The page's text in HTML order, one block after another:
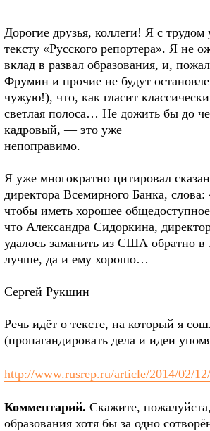
Дорогие друзья, коллеги! Я с
тексту «Русского репортера». Я не
вклад в развал образования, и,
Фрумин и прочие не будут
чужую!), что, как гласит
светлая полоса… Не дожить бы до
кадровый, — это уже
непоправимо.
Я уже многократно цитировал
директора Всемирного Банка,
чтобы иметь хорошее
что Александра Сидоркина,
удалось заманить из США обратно в
лучше, да и ему хорошо…
Сергей Рукшин
Речь идёт о тексте, на который я
(пропагандировать дела и идеи
http://www.rusrep.ru/article/2014/02/
Комментарий.Скажите,
образования хотя бы за одно